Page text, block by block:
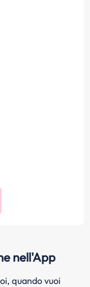
nell'App
quando vuoi